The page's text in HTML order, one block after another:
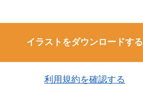
イラストをダウンロードする
利用規約を確認する